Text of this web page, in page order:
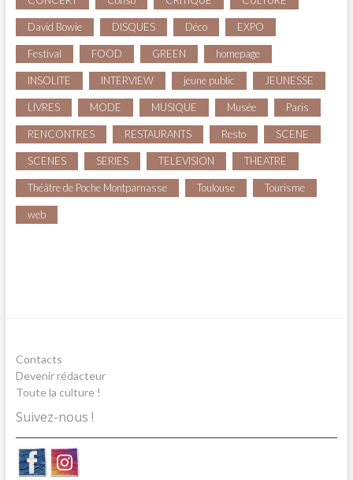
David Bowie DISQUES Déco EXPO
Festival FOOD GREEN homepage
INSOLITE INTERVIEW jeune public JEUNESSE
LIVRES MODE MUSIQUE Musée Paris
RENCONTRES RESTAURANTS Resto SCENE
SCENES SERIES TELEVISION THEATRE
Théâtre de Poche Montparnasse Toulouse Tourisme
web
Contacts
Devenir rédacteur
Toute la culture !
Suivez-nous !